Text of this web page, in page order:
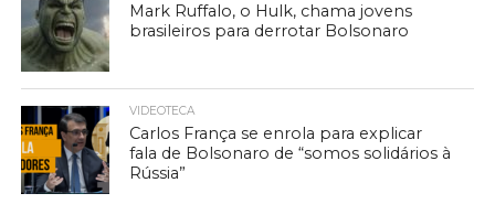
Mark Ruffalo, o Hulk, chama jovens
brasileiros para derrotar Bolsonaro
VIDEOTECA
Carlos França se enrola para explicar
fala de Bolsonaro de “somos solidários à
Rússia”